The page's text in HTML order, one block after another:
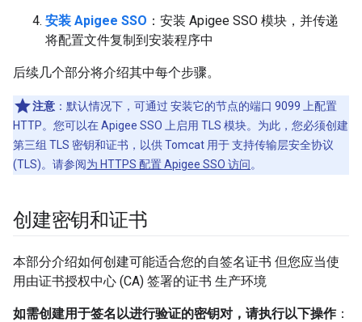
安装 Apigee SSO ：安装 Apigee SSO 模块，并传递
将配置文件复制到安装程序中
后续几个部分将介绍其中每个步骤。
注意 ：默认情况下，可通过 安装它的节点的端口 9099 上配置
HTTP。您可以在 Apigee SSO 上启用 TLS 模块。为此，您必须创建
第三组 TLS 密钥和证书，以供 Tomcat 用于 支持传输层安全协议
(TLS)。请参阅为 HTTPS 配置 Apigee SSO 访问。
创建密钥和证书
本部分介绍如何创建可能适合您的自签名证书 但您应当使
用由证书授权中心 (CA) 签署的证书 生产环境
如需创建用于签名以进行验证的密钥对，请执行以下操作：